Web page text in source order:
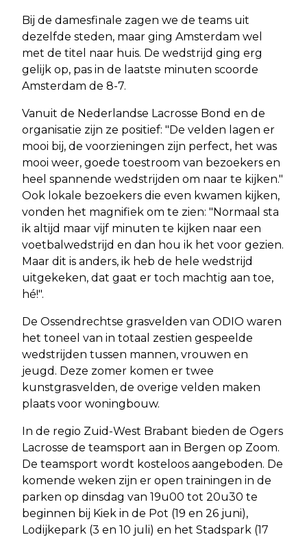
Bij de damesfinale zagen we de teams uit
dezelfde steden, maar ging Amsterdam wel
met de titel naar huis. De wedstrijd ging erg
gelijk op, pas in de laatste minuten scoorde
Amsterdam de 8-7.
Vanuit de Nederlandse Lacrosse Bond en de
organisatie zijn ze positief: "De velden lagen er
mooi bij, de voorzieningen zijn perfect, het was
mooi weer, goede toestroom van bezoekers en
heel spannende wedstrijden om naar te kijken."
Ook lokale bezoekers die even kwamen kijken,
vonden het magnifiek om te zien: "Normaal sta
ik altijd maar vijf minuten te kijken naar een
voetbalwedstrijd en dan hou ik het voor gezien.
Maar dit is anders, ik heb de hele wedstrijd
uitgekeken, dat gaat er toch machtig aan toe,
hé!".
De Ossendrechtse grasvelden van ODIO waren
het toneel van in totaal zestien gespeelde
wedstrijden tussen mannen, vrouwen en
jeugd. Deze zomer komen er twee
kunstgrasvelden, de overige velden maken
plaats voor woningbouw.
In de regio Zuid-West Brabant bieden de Ogers
Lacrosse de teamsport aan in Bergen op Zoom.
De teamsport wordt kosteloos aangeboden. De
komende weken zijn er open trainingen in de
parken op dinsdag van 19u00 tot 20u30 te
beginnen bij Kiek in de Pot (19 en 26 juni),
Lodijkepark (3 en 10 juli) en het Stadspark (17